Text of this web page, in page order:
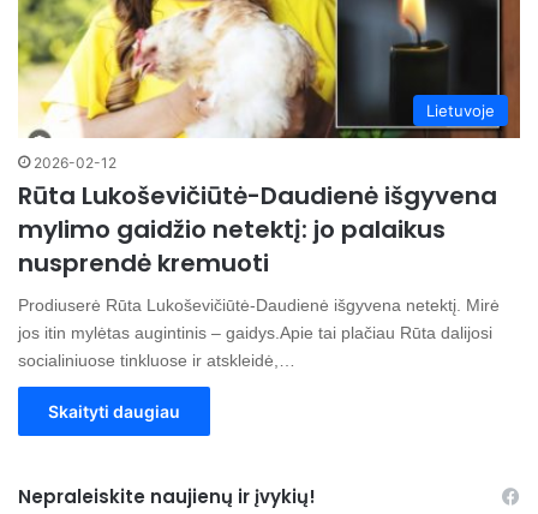
Lietuvoje
2026-02-12
Rūta Lukoševičiūtė-Daudienė išgyvena
mylimo gaidžio netektį: jo palaikus
nusprendė kremuoti
Prodiuserė Rūta Lukoševičiūtė-Daudienė išgyvena netektį. Mirė
jos itin mylėtas augintinis – gaidys.Apie tai plačiau Rūta dalijosi
socialiniuose tinkluose ir atskleidė,…
Skaityti daugiau
Nepraleiskite naujienų ir įvykių!